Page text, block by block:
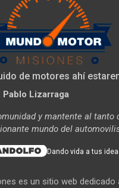
de motores ahí
Pablo Lizarraga
y mantente al tanto
mundo del
Dando vida a tus
es un sitio web dedicado